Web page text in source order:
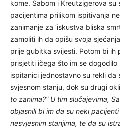
kome. Sabom i Kreutzigerova su
pacijentima prilikom ispitivanja
zanimanje za ‘iskustva bliska
zamoliti ih da opišu svoja
prije gubitka svijesti. Potom bi ih
prisjetiti ičega što im se
ispitanici jednostavno su rekli da
svjesnom stanju, dok su drugi
to zanima?” U tim slučajevima,
objasnili bi im da su neki
nesvjesnim stanjima, te da su